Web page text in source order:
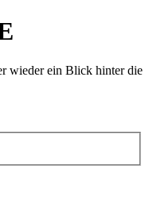
wieder ein Blick hinter die